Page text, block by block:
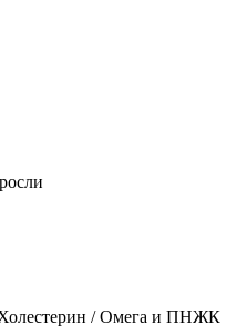
Холестерин / Омега и ПНЖК